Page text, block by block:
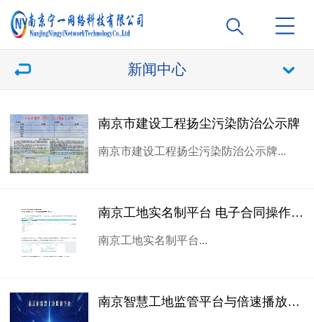
新闻中心
南京市建设工程扬尘污染防治公示牌
南京市建设工程扬尘污染防治公示牌...
南京工地实名制平台 电子合同操作步骤指南
南京工地实名制平台...
南京智慧工地监管平台与倍速播放功能详解